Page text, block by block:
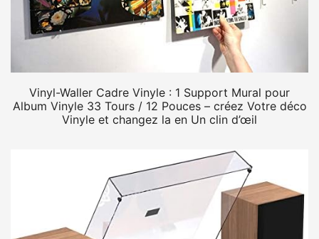
Vinyl-Waller Cadre Vinyle : 1 Support Mural pour
Album Vinyle 33 Tours / 12 Pouces – créez Votre déco
Vinyle et changez la en Un clin d’œil